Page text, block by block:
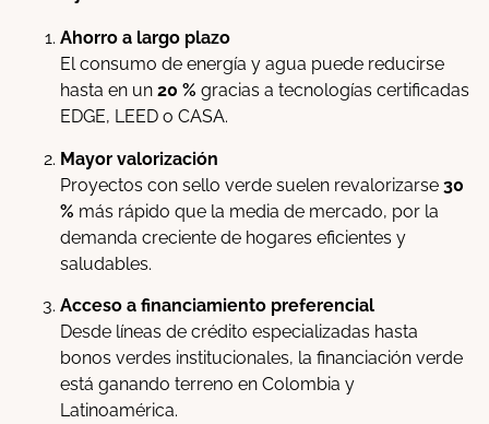
Ahorro a largo plazo
El consumo de energía y agua puede reducirse
hasta en un 20 % gracias a tecnologías certificadas
EDGE, LEED o CASA.
Mayor valorización
Proyectos con sello verde suelen revalorizarse 30
% más rápido que la media de mercado, por la
demanda creciente de hogares eficientes y
saludables.
Acceso a financiamiento preferencial
Desde líneas de crédito especializadas hasta
bonos verdes institucionales, la financiación verde
está ganando terreno en Colombia y
Latinoamérica.